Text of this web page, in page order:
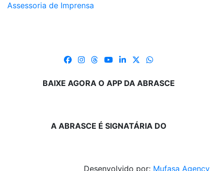
Assessoria de Imprensa
BAIXE AGORA O APP DA ABRASCE
A ABRASCE É SIGNATÁRIA DO
Desenvolvido por: Mufasa Agency